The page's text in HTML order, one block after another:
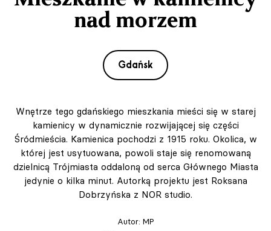
nad morzem
Gdańsk
Wnętrze tego gdańskiego mieszkania mieści się w starej
kamienicy w dynamicznie rozwijającej się części
Śródmieścia. Kamienica pochodzi z 1915 roku. Okolica, w
której jest usytuowana, powoli staje się renomowaną
dzielnicą Trójmiasta oddaloną od serca Głównego Miasta
jedynie o kilka minut. Autorką projektu jest Roksana
Dobrzyńska z NOR studio.
Autor: MP